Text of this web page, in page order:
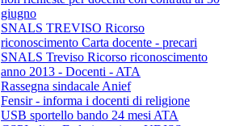
giugno
SNALS TREVISO Ricorso
riconoscimento Carta docente - precari
SNALS Treviso Ricorso riconoscimento
anno 2013 - Docenti - ATA
Rassegna sindacale Anief
Fensir - informa i docenti di religione
USB sportello bando 24 mesi ATA